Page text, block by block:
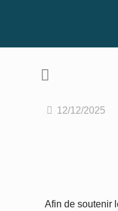
12/12/2025
Afin de soutenir